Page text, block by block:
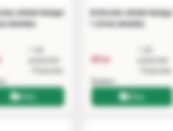
shield design
shields)
1 på
postorder
Postorder
Köp
Arthurian shield design
1 (Oval shields)
60 kr
1 på
postorder
Butiken
Köp